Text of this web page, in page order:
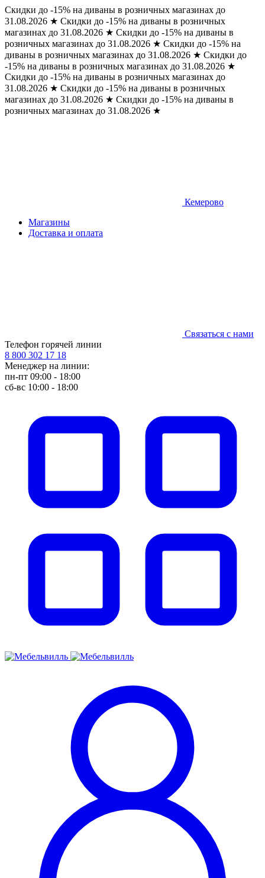
Скидки до -15% на диваны в розничных магазинах до
31.08.2026 ★ Скидки до -15% на диваны в розничных
магазинах до 31.08.2026 ★ Скидки до -15% на диваны в
розничных магазинах до 31.08.2026 ★ Скидки до -15% на
диваны в розничных магазинах до 31.08.2026 ★ Скидки до
-15% на диваны в розничных магазинах до 31.08.2026 ★
Скидки до -15% на диваны в розничных магазинах до
31.08.2026 ★ Скидки до -15% на диваны в розничных
магазинах до 31.08.2026 ★ Скидки до -15% на диваны в
розничных магазинах до 31.08.2026 ★
Кемерово
Магазины
Доставка и оплата
Связаться с нами
Телефон горячей линии
8 800 302 17 18
Менеджер на линии:
пн-пт 09:00 - 18:00
сб-вс 10:00 - 18:00